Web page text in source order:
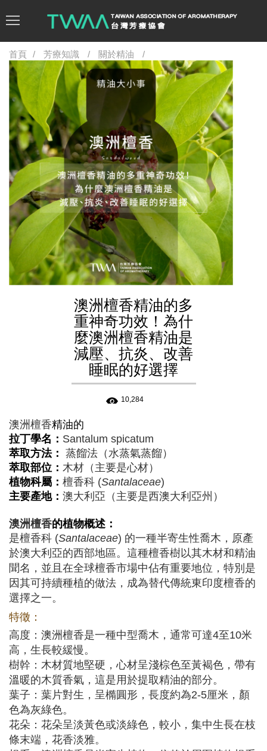
首頁 芳療知識 關於精油
澳洲檀香精油的多
重神奇功效！為什
麼澳洲檀香精油是
減壓、抗炎、改善
睡眠的好選擇
10,284
澳洲檀香精油的
拉丁學名： Santalum spicatum
萃取方法： 蒸餾法（水蒸氣蒸餾）
萃取部位： 木材（主要是心材）
植物科屬： 檀香科 (Santalaceae)
主要產地： 澳大利亞（主要是西澳大利亞州）
澳洲檀香的植物概述：
是檀香科 (Santalaceae) 的一種半寄生性喬木，原產
於澳大利亞的西部地區。這種檀香樹以其木材和精油
聞名，並且在全球檀香市場中佔有重要地位，特別是
因其可持續種植的做法，成為替代傳統東印度檀香的
選擇之一。
特徵：
高度：澳洲檀香是一種中型喬木，通常可達4至10米
高，生長較緩慢。
樹幹：木材質地堅硬，心材呈淺棕色至黃褐色，帶有
溫暖的木質香氣，這是用於提取精油的部分。
葉子：葉片對生，呈橢圓形，長度約為2-5厘米，顏
色為灰綠色。
花朵：花朵呈淡黃色或淡綠色，較小，集中生長在枝
條末端，花香淡雅。